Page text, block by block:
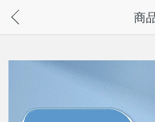
请通过微信或支付宝搜“奇兔客
商